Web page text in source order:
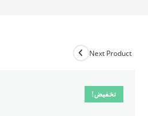
تخفيض!
Next Product